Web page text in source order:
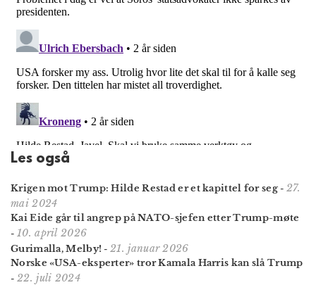
Les også
Krigen mot Trump: Hilde Restad er et kapittel for seg- 27.
mai 2024
Kai Eide går til angrep på NATO-sjefen etter Trump-møte
- 10. april 2026
Gurimalla, Melby! - 21. januar 2026
Norske «USA-eksperter» tror Kamala Harris kan slå Trump
- 22. juli 2024